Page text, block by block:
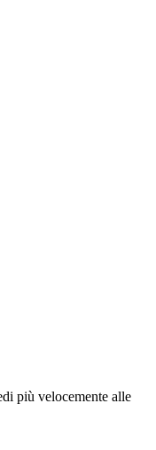
più velocemente alle